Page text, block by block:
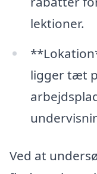
lektioner.
ligger tæt
Ved at